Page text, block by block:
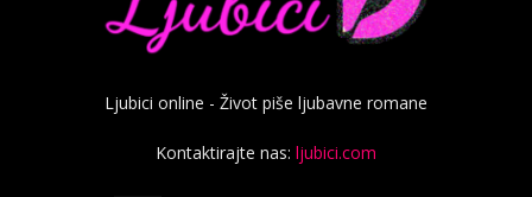
Ljubici online - Život piše ljubavne romane
Kontaktirajte nas: ljubici.com